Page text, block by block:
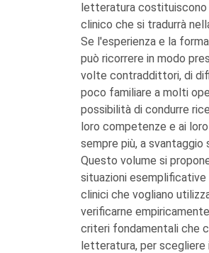
letteratura costituiscono
clinico che si tradurrà
Se l'esperienza e la
può ricorrere in modo
volte contraddittori, di
poco familiare a molti
possibilità di condurre
loro competenze e ai
sempre più, a svantaggio
Questo volume si
situazioni
clinici che vogliano
verificarne
criteri fondamentali che
letteratura, per scegliere